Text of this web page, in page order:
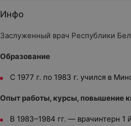
Инфо
Заслуженный врач Республики
Образование
С 1977 г. по 1983 г. учился в
Опыт работы, курсы, повышение
В 1983–1984 гг. — врач­интерн 1